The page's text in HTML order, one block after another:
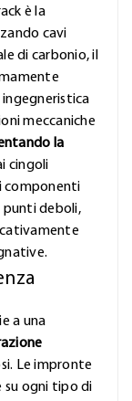
è la
cavi
di carbonio, il
meccaniche
la
cingoli
componenti
punti deboli,
a una
Le impronte
ogni tipo di